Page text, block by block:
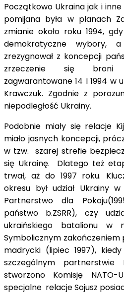
Początkowo Ukraina jak i
pomijana była w planach
zmianie około roku 1994,
demokratyczne wybory,
zrezygnował z koncepcji
zrzeczenie się broni
zagwarantowane 14 I 1994 w
Krawczuk. Zgodnie z
niepodległość Ukrainy.
Podobnie miały się relacje
miało jasnych koncepcji,
w tzw. szarej strefie
się Ukrainę. Dlatego też
trwał, aż do 1997 roku.
okresu był udział Ukrainy w
Partnerstwo dla
państwo b.ZSRR), czy
ukraińskiego batalionu w
Symbolicznym zakończeniem
madrycki (lipiec 1997),
szczególnym
stworzono Komisję NATO-
specjalne relacje Sojusz